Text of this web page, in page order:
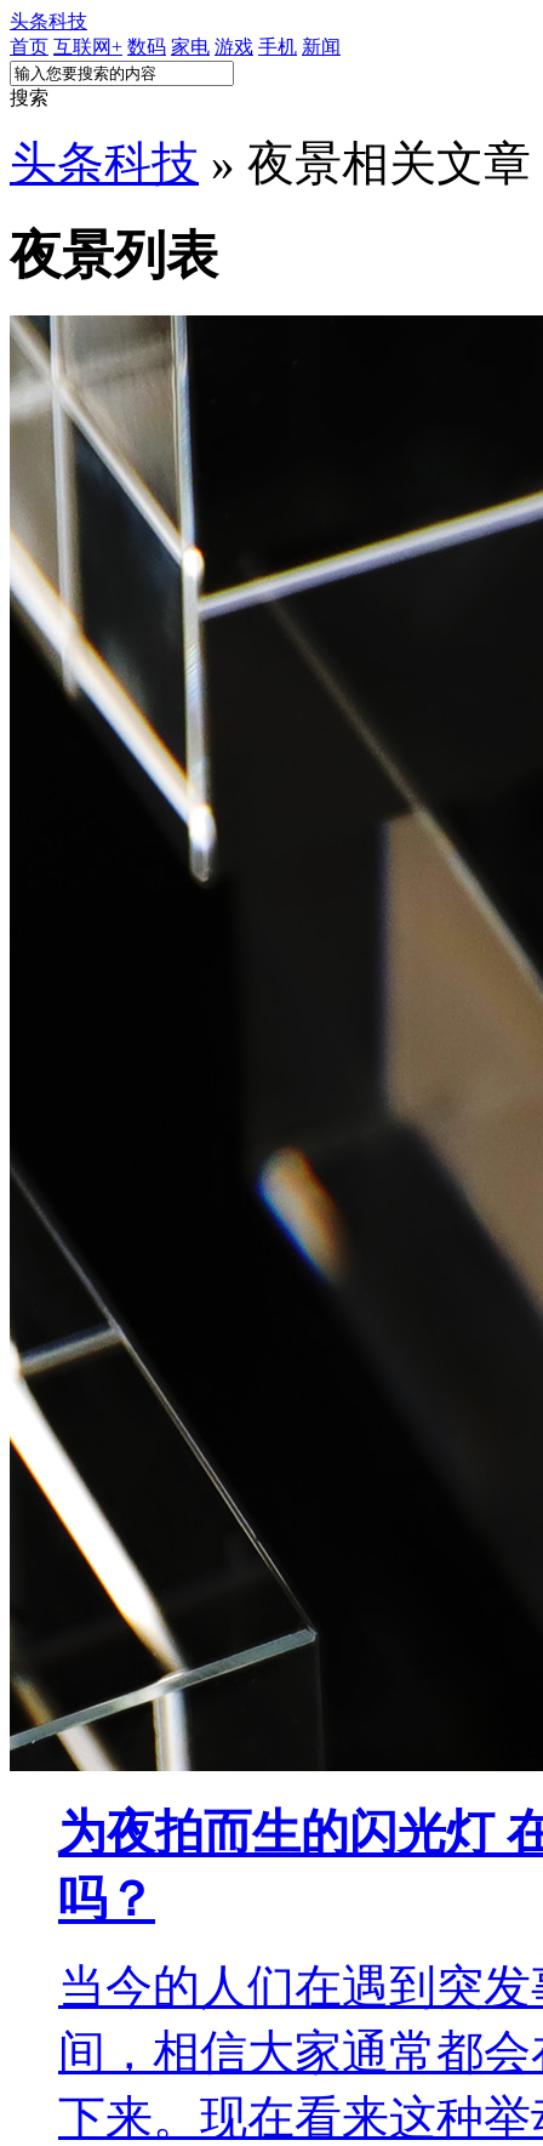
头条科技
首页 互联网+ 数码 家电 游戏 手机 新闻
搜索
头条科技 » 夜景相关文章
夜景列表
为夜拍而生的闪光灯
吗？
当今的人们在遇到突
间，相信大家通常都
下来。现在看来这种